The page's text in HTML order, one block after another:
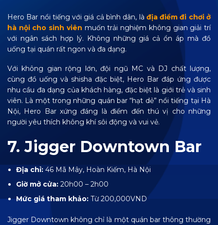
Hero Bar nổi tiếng với giá cả bình dân, là địa điểm đi chơi ở
hà nội cho sinh viên muốn trải nghiệm không gian giải trí
với ngân sách hợp lý. Không những giá cả ổn áp mà đồ
uống tại quán rất ngon và đa dạng.
Với không gian rộng lớn, đội ngũ MC và DJ chất lượng,
cùng đồ uống và shisha đặc biệt, Hero Bar đáp ứng được
nhu cầu đa dạng của khách hàng, đặc biệt là giới trẻ và sinh
viên. Là một trong những quán bar “hạt dẻ” nổi tiếng tại Hà
Nội, Hero Bar xứng đáng là điểm đến thú vị cho những
người yêu thích không khí sôi động và vui vẻ.
7. Jigger Downtown Bar
Địa chỉ:46 Mã Mây, Hoàn Kiếm, Hà Nội
Giờ mở cửa: 20h00 – 2h00
Mức giá tham khảo:Từ 200,000VND
Jigger Downtown không chỉ là một quán bar thông thường